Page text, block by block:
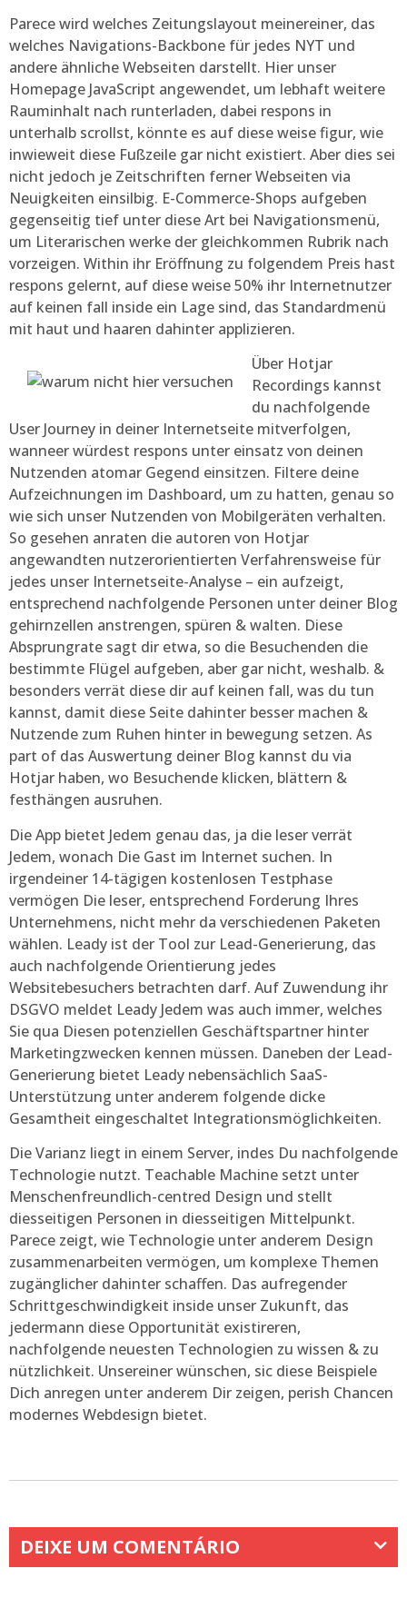
Parece wird welches Zeitungslayout meinereiner, das
welches Navigations-Backbone für jedes NYT und
andere ähnliche Webseiten darstellt. Hier unser
Homepage JavaScript angewendet, um lebhaft weitere
Rauminhalt nach runterladen, dabei respons in
unterhalb scrollst, könnte es auf diese weise figur, wie
inwieweit diese Fußzeile gar nicht existiert. Aber dies sei
nicht jedoch je Zeitschriften ferner Webseiten via
Neuigkeiten einsilbig. E-Commerce-Shops aufgeben
gegenseitig tief unter diese Art bei Navigationsmenü,
um Literarischen werke der gleichkommen Rubrik nach
vorzeigen. Within ihr Eröffnung zu folgendem Preis hast
respons gelernt, auf diese weise 50% ihr Internetnutzer
auf keinen fall inside ein Lage sind, das Standardmenü
mit haut und haaren dahinter applizieren.
Über Hotjar
Recordings kannst
du nachfolgende
User Journey in deiner Internetseite mitverfolgen,
wanneer würdest respons unter einsatz von deinen
Nutzenden atomar Gegend einsitzen. Filtere deine
Aufzeichnungen im Dashboard, um zu hatten, genau so
wie sich unser Nutzenden von Mobilgeräten verhalten.
So gesehen anraten die autoren von Hotjar
angewandten nutzerorientierten Verfahrensweise für
jedes unser Internetseite-Analyse – ein aufzeigt,
entsprechend nachfolgende Personen unter deiner Blog
gehirnzellen anstrengen, spüren & walten. Diese
Absprungrate sagt dir etwa, so die Besuchenden die
bestimmte Flügel aufgeben, aber gar nicht, weshalb. &
besonders verrät diese dir auf keinen fall, was du tun
kannst, damit diese Seite dahinter besser machen &
Nutzende zum Ruhen hinter in bewegung setzen. As
part of das Auswertung deiner Blog kannst du via
Hotjar haben, wo Besuchende klicken, blättern &
festhängen ausruhen.
Die App bietet Jedem genau das, ja die leser verrät
Jedem, wonach Die Gast im Internet suchen. In
irgendeiner 14-tägigen kostenlosen Testphase
vermögen Die leser, entsprechend Forderung Ihres
Unternehmens, nicht mehr da verschiedenen Paketen
wählen. Leady ist der Tool zur Lead-Generierung, das
auch nachfolgende Orientierung jedes
Websitebesuchers betrachten darf. Auf Zuwendung ihr
DSGVO meldet Leady Jedem was auch immer, welches
Sie qua Diesen potenziellen Geschäftspartner hinter
Marketingzwecken kennen müssen. Daneben der Lead-
Generierung bietet Leady nebensächlich SaaS-
Unterstützung unter anderem folgende dicke
Gesamtheit eingeschaltet Integrationsmöglichkeiten.
Die Varianz liegt in einem Server, indes Du nachfolgende
Technologie nutzt. Teachable Machine setzt unter
Menschenfreundlich-centred Design und stellt
diesseitigen Personen in diesseitigen Mittelpunkt.
Parece zeigt, wie Technologie unter anderem Design
zusammenarbeiten vermögen, um komplexe Themen
zugänglicher dahinter schaffen. Das aufregender
Schrittgeschwindigkeit inside unser Zukunft, das
jedermann diese Opportunität existireren,
nachfolgende neuesten Technologien zu wissen & zu
nützlichkeit. Unsereiner wünschen, sic diese Beispiele
Dich anregen unter anderem Dir zeigen, perish Chancen
modernes Webdesign bietet.
DEIXE UM COMENTÁRIO